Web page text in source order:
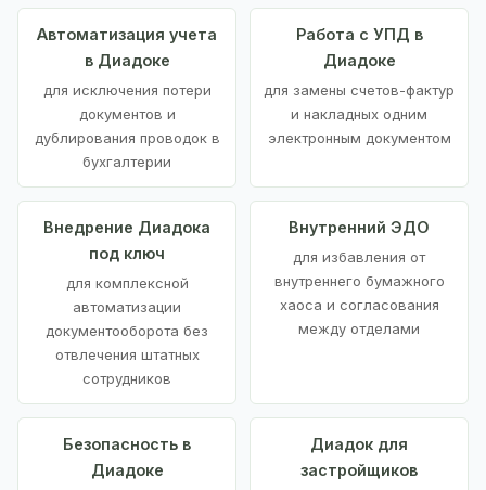
Автоматизация учета
в Диадоке
для исключения потери
документов и
дублирования проводок в
бухгалтерии
Работа с УПД в
Диадоке
для замены счетов-фактур
и накладных одним
электронным документом
Внедрение Диадока
под ключ
для комплексной
автоматизации
документооборота без
отвлечения штатных
сотрудников
Внутренний ЭДО
для избавления от
внутреннего бумажного
хаоса и согласования
между отделами
Безопасность в
Диадоке
Диадок для
застройщиков